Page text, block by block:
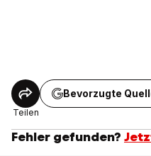
Teilen
Bevorzugte
Fehler gefunden?